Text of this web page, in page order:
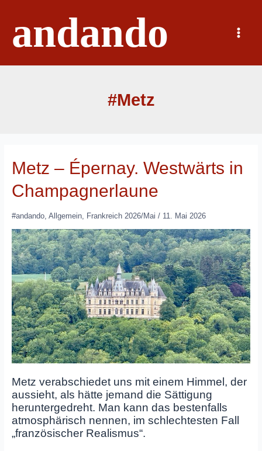
springenandando
Main
Menu
#Metz
Metz – Épernay. Westwärts in
Champagnerlaune
#andando, Allgemein, Frankreich 2026/Mai / 11. Mai 2026
Metz verabschiedet uns mit einem Himmel, der
aussieht, als hätte jemand die Sättigung
heruntergedreht. Man kann das bestenfalls
atmosphärisch nennen, im schlechtesten Fall
„französischer Realismus“.